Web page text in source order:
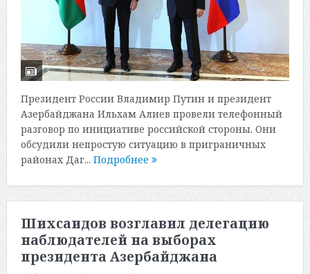
Президент России Владимир Путин и президент
Азербайджана Ильхам Алиев провели телефонный
разговор по инициативе российской стороны. Они
обсудили непростую ситуацию в приграничных
районах Даг... Подробнее
Шихсаидов возглавил делегацию
наблюдателей на выборах
президента Азербайджана